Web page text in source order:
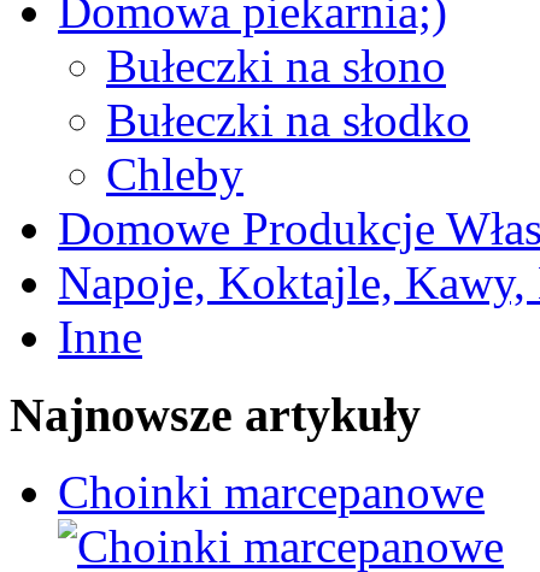
Domowa piekarnia;)
Bułeczki na słono
Bułeczki na słodko
Chleby
Domowe Produkcje
Napoje, Koktajle, Kawy,
Inne
Najnowsze artykuły
Choinki marcepanowe